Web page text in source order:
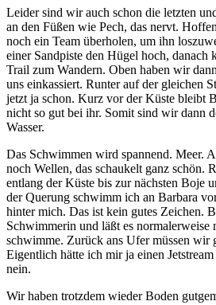
Leider sind wir auch schon die letzten
an den Füßen wie Pech, das nervt.
noch ein Team überholen, um ihn
einer Sandpiste den Hügel hoch, danach
Trail zum Wandern. Oben haben wir
uns einkassiert. Runter auf der gleichen
jetzt ja schon. Kurz vor der Küste bleibt
nicht so gut bei ihr. Somit sind wir dann
Wasser.
Das Schwimmen wird spannend. Meer.
noch Wellen, das schaukelt ganz schön.
entlang der Küste bis zur nächsten Boje
der Querung schwimm ich an Barbara
hinter mich. Das ist kein gutes Zeichen.
Schwimmerin und läßt es normalerweise
schwimme. Zurück ans Ufer müssen wir
Eigentlich hätte ich mir ja einen
nein.
Wir haben trotzdem wieder Boden